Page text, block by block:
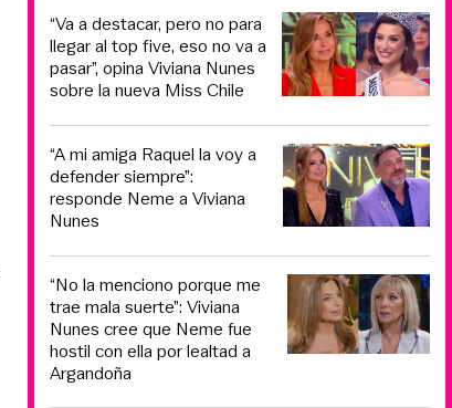
“Va a destacar, pero no para
llegar al top five, eso no va a
pasar”, opina Viviana Nunes
sobre la nueva Miss Chile
“A mi amiga Raquel la voy a
defender siempre”:
responde Neme a Viviana
Nunes
“No la menciono porque me
trae mala suerte”: Viviana
Nunes cree que Neme fue
hostil con ella por lealtad a
Argandoña